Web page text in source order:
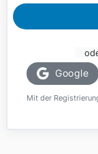
Google
Mit der